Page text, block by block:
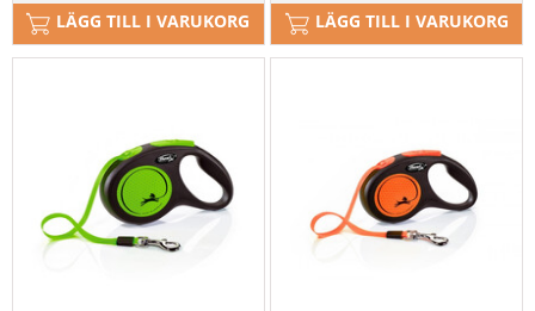
LÄGG TILL I VARUKORG LÄGG TILL I VARUKORG